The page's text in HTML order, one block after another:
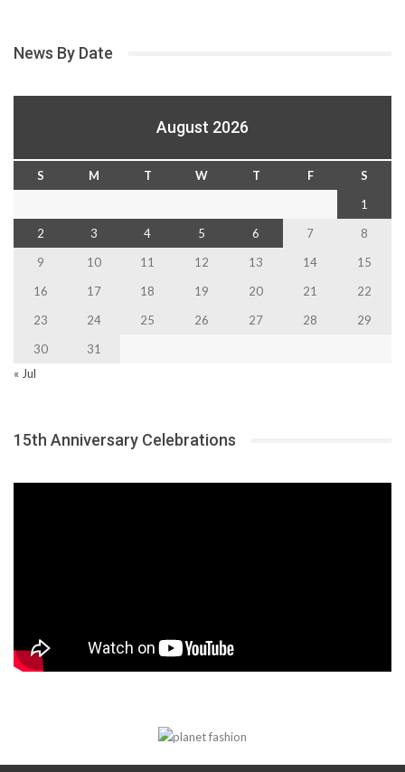
News By Date
August 2026
S M T W T F
S
1
2
3 4 5 6 7
8
9
10 11 12 13 14
15
16
17 18 19 20 21
22
23
24 25 26 27 28
29
30
31
« Jul
15th Anniversary Celebrations